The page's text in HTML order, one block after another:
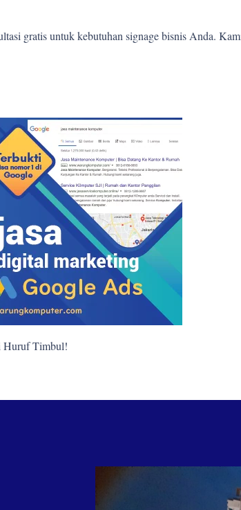
gratis untuk kebutuhan signage bisnis Anda.
Huruf Timbul!